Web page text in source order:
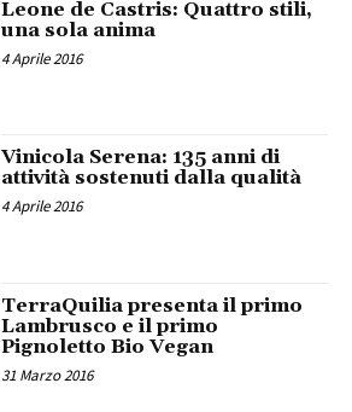
Leone de Castris: Quattro stili,
una sola anima
4 Aprile 2016
Vinicola Serena: 135 anni di
attività sostenuti dalla qualità
4 Aprile 2016
TerraQuilia presenta il primo
Lambrusco e il primo
Pignoletto Bio Vegan
31 Marzo 2016